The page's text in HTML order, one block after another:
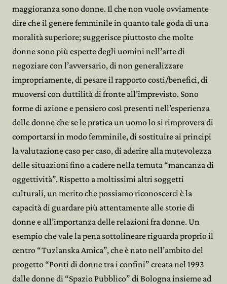
maggioranza sono donne. Il che non vuole ovviamente
dire che il genere femminile in quanto tale goda di una
moralità superiore; suggerisce piuttosto che molte
donne sono più esperte degli uomini nell’arte di
negoziare con l’avversario, di non generalizzare
impropriamente, di pesare il rapporto costi/benefici, di
muoversi con duttilità di fronte all’imprevisto. Sono
forme di azione e pensiero così presenti nell’esperienza
delle donne che se le pratica un uomo lo si rimprovera di
comportarsi in modo femminile, di sostituire ai principi
la valutazione caso per caso, di aderire alla mutevolezza
delle situazioni fino a cadere nella temuta “mancanza di
oggettività”. Rispetto a moltissimi altri soggetti
culturali, un merito che possiamo riconoscerci è la
capacità di guardare più attentamente alle storie di
donne e all’importanza delle relazioni fra donne. Un
esempio che vale la pena sottolineare riguarda proprio il
centro “Tuzlanska Amica”, che è nato nell’ambito del
progetto “Ponti di donne tra i confini” creata nel 1993
dalle donne di “Spazio Pubblico” di Bologna insieme ad